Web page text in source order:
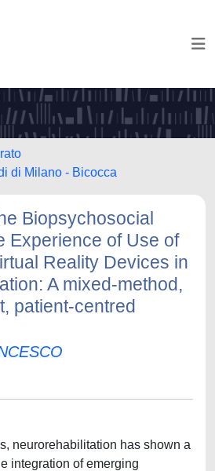
di Milano - Bicocca
Biopsychosocial
Experience of Use of
Reality Devices in
A mixed-method,
patient-centred
neurorehabilitation has shown a
integration of emerging